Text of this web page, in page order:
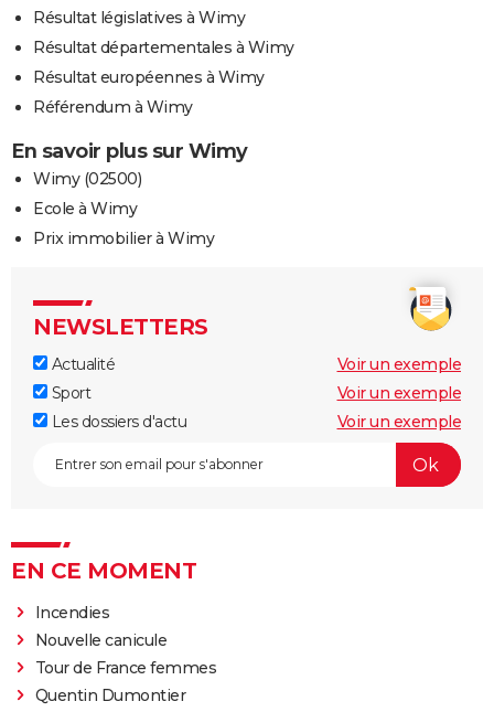
Résultat législatives à Wimy
Résultat départementales à Wimy
Résultat européennes à Wimy
Référendum à Wimy
En savoir plus sur Wimy
Wimy (02500)
Ecole à Wimy
Prix immobilier à Wimy
NEWSLETTERS
Actualité
Voir un exemple
Sport
Voir un exemple
Les dossiers d'actu
Voir un exemple
EN CE MOMENT
Incendies
Nouvelle canicule
Tour de France femmes
Quentin Dumontier